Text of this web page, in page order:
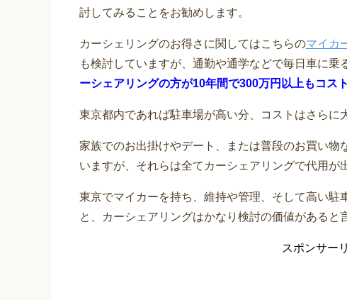
討してみることをお勧めします。
カーシェリングのお得さに関してはこちらのマイカ
も検討していますが、通勤や通学などで毎日車に乗
ーシェアリングの方が10年間で300万円以上もコス
東京都内であれば駐車場が高い分、コストはさらに
家族でのお出掛けやデート、または普段のお買い物
いますが、それらは全てカーシェアリングで代用が
東京でマイカーを持ち、維持や管理、そして高い駐
と、カーシェアリングはかなり検討の価値があると
スポンサー